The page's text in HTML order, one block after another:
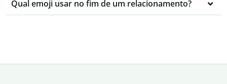
Qual emoji usar no fim de um relacionamento?